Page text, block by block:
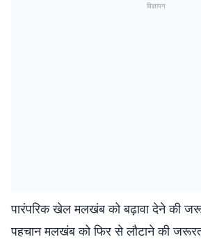
विज्ञापन
पारंपरिक खेल मलखंब को बढ़ावा देने की
पहचान मलखंब को फिर से लौटाने की